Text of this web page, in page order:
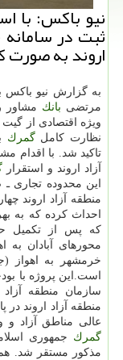
نیو باكس: با
ثبت در
اروند به صورت
به گزارش نیو باكس
مرتضی بانك مشاور
ویژه اقتصادی از گیت
نظارت كاملگمرك
تاكید شد. با اقدام
آزاد اروند و استقرار
این محدوده تجاری
منطقه آزاد اروند
احداث كرده كه به
كه پس از تكمیل
محورهای آبادان به
خرمشهر به اهواز
سازمان منطقه
منطقه آزاد اروند در
عالی مناطق آزاد و
گمرك جمهوری
مذكور مستقر شد.